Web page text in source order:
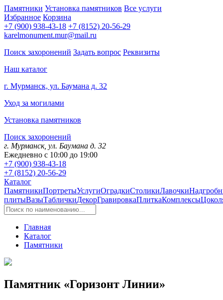
Памятники Установка памятников Все услуги
Избранное Корзина
+7 (900) 938-43-18 +7 (8152) 20-56-29
karelmonument.mur@mail.ru
Поиск захоронений Задать вопрос Реквизиты
Наш каталог
г. Мурманск, ул. Баумана д. 32
Уход за могилами
Установка памятников
Поиск захоронений
г. Мурманск, ул. Баумана д. 32
Ежедневно с 10:00 до 19:00
+7 (900) 938-43-18
+7 (8152) 20-56-29
Каталог
ПамятникиПортретыУслугиОградкиСтоликиЛавочки
плитыВазыТабличкиДекорГравировкаПлиткаКомплексы
Главная
Каталог
Памятники
Памятник «Горизонт Линии»